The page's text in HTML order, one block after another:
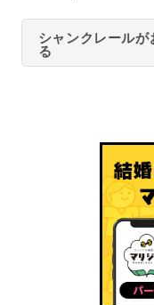
シャンクレール
る